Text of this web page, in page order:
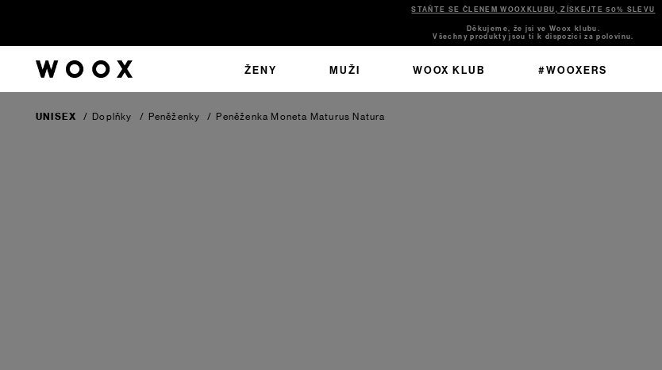
STAŇTE SE ČLENEM WOOXKLUBU, ZÍSKEJTE 50% SLEVU
Děkujeme, že jsi ve Woox klubu.
Všechny produkty jsou ti k dispozici za polovinu.
ŽENY MUŽI WOOX KLUB #WOOXERS
UNISEX / Doplňky / Peněženky / Peněženka Moneta Maturus Natura